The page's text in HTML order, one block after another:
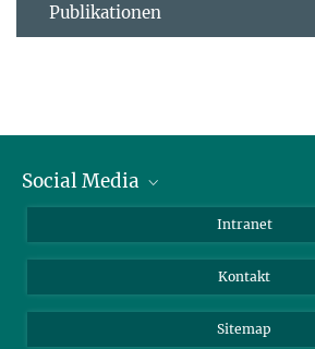
Publikationen
Social Media
LinkedIn
Intranet
Kontakt
Sitemap